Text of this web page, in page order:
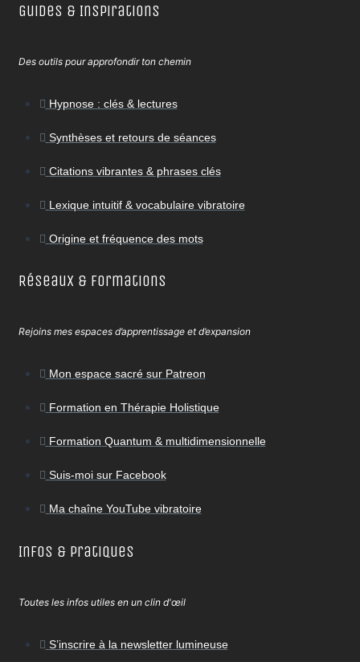
Guides & Inspirations
Des outils pour approfondir ton chemin
Hypnose : clés & lectures
Synthèses et retours de séances
Citations vibrantes & phrases clés
Lexique intuitif & vocabulaire vibratoire
Origine et fréquence des mots
Réseaux & Formations
Rejoins mes espaces d’apprentissage et d’expansion
Mon espace sacré sur Patreon
Formation en Thérapie Holistique
Formation Quantum & multidimensionnelle
Suis-moi sur Facebook
Ma chaîne YouTube vibratoire
Infos & Pratiques
Toutes les infos utiles en un clin d'œil
S’inscrire à la newsletter lumineuse